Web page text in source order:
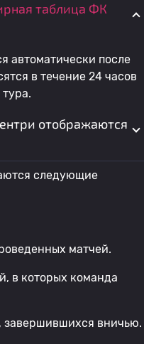
таблица ФК
автоматически после
в течение 24 часов
отображаются
следующие
матчей.
в которых команда
завершившихся вничью.